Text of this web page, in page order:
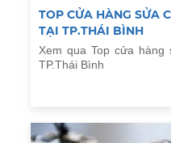
TOP CỬA HÀNG SỬA
TẠI TP.THÁI BÌNH
Xem qua Top cửa
TP.Thái Bình